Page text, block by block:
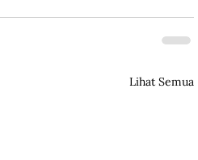
Lihat Semua